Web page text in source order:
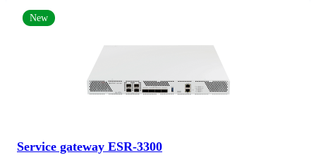
Service gateway ESR-3300
New